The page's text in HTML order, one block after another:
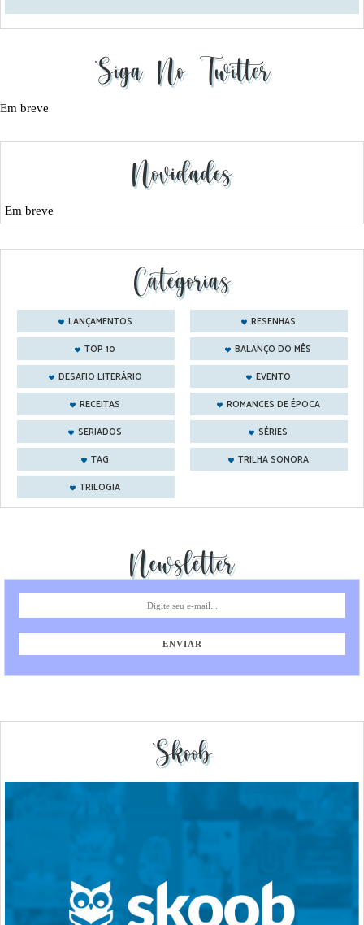
Siga No Twitter
Em breve
Novidades
Em breve
Categorias
LANÇAMENTOS
RESENHAS
TOP 10
BALANÇO DO MÊS
DESAFIO LITERÁRIO
EVENTO
RECEITAS
ROMANCES DE ÉPOCA
SERIADOS
SÉRIES
TAG
TRILHA SONORA
TRILOGIA
Newsletter
Skoob